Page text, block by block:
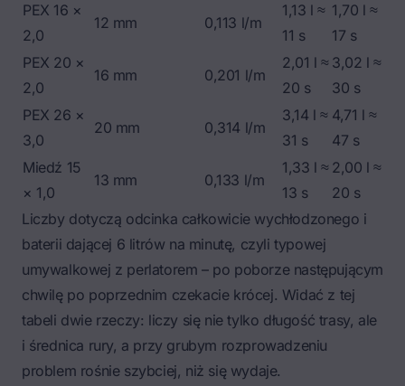
PEX 16 ×
2,0
12 mm 0,113 l/m
1,13 l ≈
11 s
1,70 l ≈
17 s
PEX 20 ×
2,0
16 mm 0,201 l/m
2,01 l ≈
20 s
3,02 l ≈
30 s
PEX 26 ×
3,0
20 mm 0,314 l/m
3,14 l ≈
31 s
4,71 l ≈
47 s
Miedź 15
× 1,0
13 mm 0,133 l/m
1,33 l ≈
13 s
2,00 l ≈
20 s
Liczby dotyczą odcinka całkowicie wychłodzonego i
baterii dającej 6 litrów na minutę, czyli typowej
umywalkowej z perlatorem – po poborze następującym
chwilę po poprzednim czekacie krócej. Widać z tej
tabeli dwie rzeczy: liczy się nie tylko długość trasy, ale
i średnica rury, a przy grubym rozprowadzeniu
problem rośnie szybciej, niż się wydaje.